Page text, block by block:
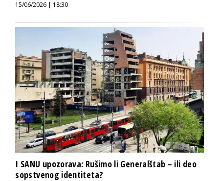
15/06/2026 | 18:30
I SANU upozorava: Rušimo li Generalštab – ili deo
sopstvenog identiteta?